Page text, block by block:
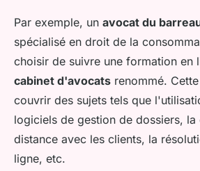
Par exemple, un avocat du
spécialisé en droit de la
choisir de suivre une formation en
cabinet d'avocats renommé.
couvrir des sujets tels que
logiciels de gestion de dossiers, la
distance avec les clients, la
ligne, etc.